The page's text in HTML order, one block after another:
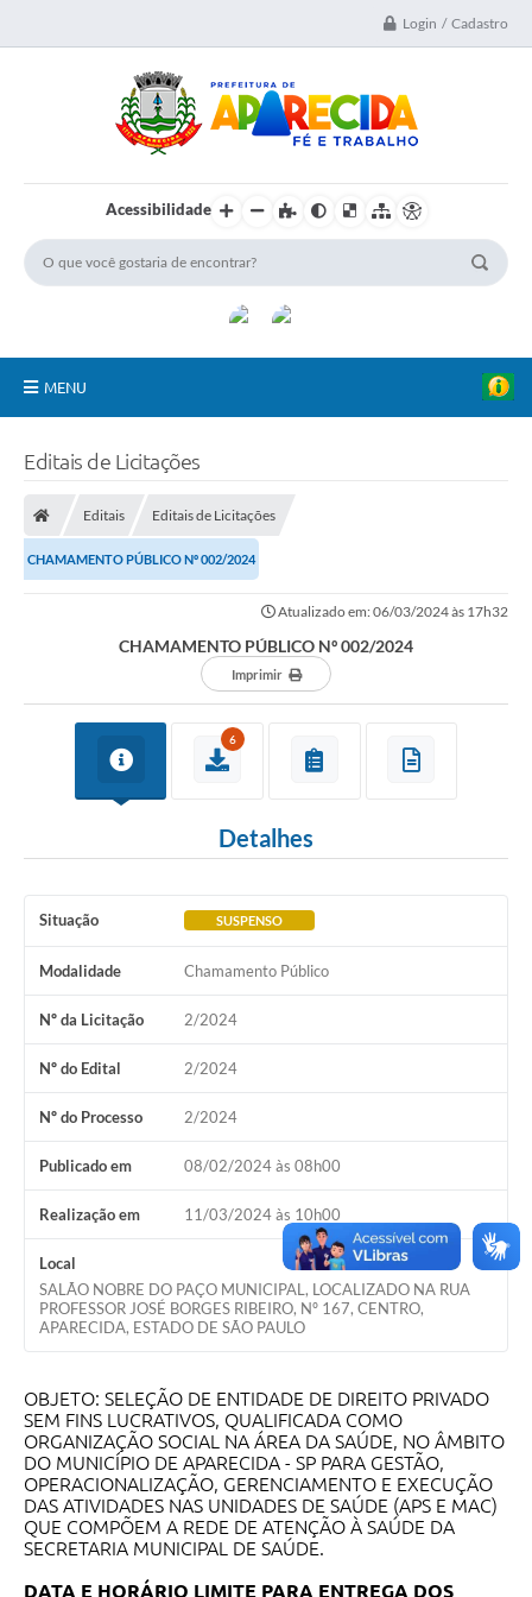
Login / Cadastro
Acessibilidade
MENU
Transparência
Turismo
Coronavírus
Serviços Online
A Prefeitura
Secretaria de Saúde (Relações ESF)
ISS Online (Gerar Senha de Acesso / Acesso ao Sistema)
Galeria de Fotos
Audiências Públicas
Cemitérios
Projetos
Contas Públicas
Editais
Telefones Úteis
Jornal
Editais de Licitações
Editais Editais de Licitações
CHAMAMENTO PÚBLICO Nº 002/2024
Atualizado em: 06/03/2024 às 17h32
CHAMAMENTO PÚBLICO Nº 002/2024
Imprimir
6
Detalhes
Situação SUSPENSO
Modalidade Chamamento Público
Nº da Licitação 2/2024
Nº do Edital 2/2024
Nº do Processo 2/2024
Publicado em 08/02/2024 às 08h00
Realização em 11/03/2024 às 10h00
Local
SALÃO NOBRE DO PAÇO MUNICIPAL, LOCALIZADO NA RUA
PROFESSOR JOSÉ BORGES RIBEIRO, Nº 167, CENTRO,
APARECIDA, ESTADO DE SÃO PAULO
OBJETO: SELEÇÃO DE ENTIDADE DE DIREITO PRIVADO
SEM FINS LUCRATIVOS, QUALIFICADA COMO
ORGANIZAÇÃO SOCIAL NA ÁREA DA SAÚDE, NO ÂMBITO
DO MUNICÍPIO DE APARECIDA - SP PARA GESTÃO,
OPERACIONALIZAÇÃO, GERENCIAMENTO E EXECUÇÃO
DAS ATIVIDADES NAS UNIDADES DE SAÚDE (APS E MAC)
QUE COMPÕEM A REDE DE ATENÇÃO À SAÚDE DA
SECRETARIA MUNICIPAL DE SAÚDE.
DATA E HORÁRIO LIMITE PARA ENTREGA DOS